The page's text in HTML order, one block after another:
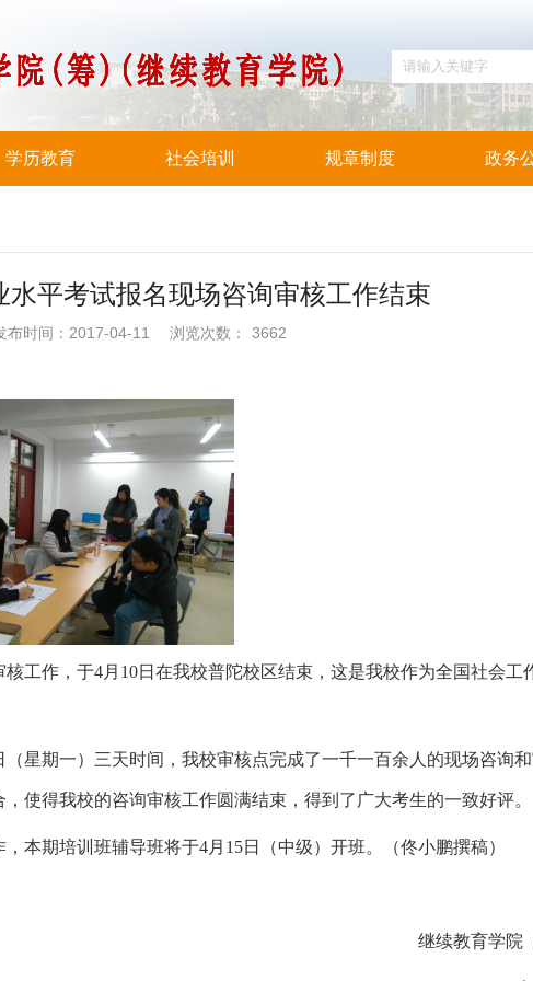
学历教育 社会培训 规章制度 政务
水平考试报名现场咨询审核工作结束
布时间：2017-04-11 浏览次数： 3662
工作，于4月10日在我校普陀校区结束 ，这是我校作为全国社会工
星期一）三天时间，我校审核点完成了一千一百余人的现场咨询
使得我校的咨询审核工作圆满结束，得到了广大考生的一致好评。
本期培训班辅导班将于4月15日（中级）开班。（佟小鹏撰稿）
继续教育学院